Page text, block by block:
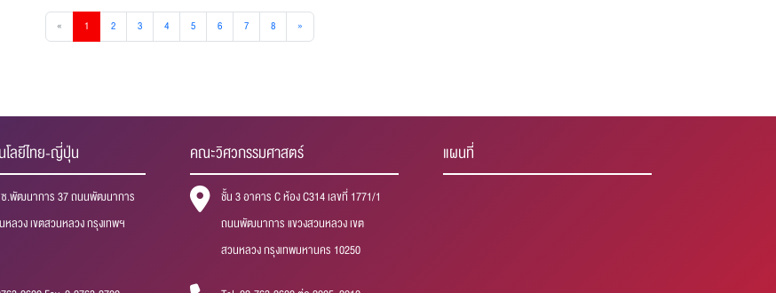
« 1 2 3 4 5 6 7 8 »
โลยีไทย-ญี่ปุ่น
ซ.พัฒนาการ 37 ถนนพัฒนาการ
หลวง เขตสวนหลวง กรุงเทพฯ
คณะวิศวกรรมศาสตร์
ชั้น 3 อาคาร C ห้อง C314 เลขที่ 1771/1
ถนนพัฒนาการ แขวงสวนหลวง เขต
สวนหลวง กรุงเทพมหานคร 10250
แผนที่